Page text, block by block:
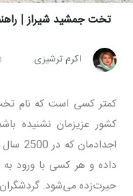
تخت جمشید شیراز |
اکرم ترشیزی
کمتر کسی است که نام
کشور عزیزمان نشنیده
داده و هر کسی با ورود به
حیرت‌زده می‌شود. گردشگران